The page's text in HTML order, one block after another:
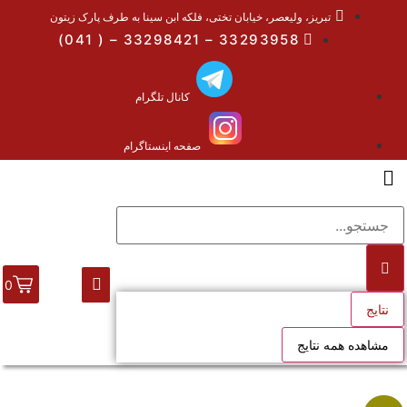
تبریز، ولیعصر، خیابان تختی، فلکه ابن سینا به طرف پارک زیتون
33293958 – 33298421 – ( 041)
کانال تلگرام
صفحه اینستاگرام
نتایج
مشاهده همه نتایج
0